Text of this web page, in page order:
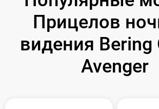
Прицелов
видения Bering
Avenger